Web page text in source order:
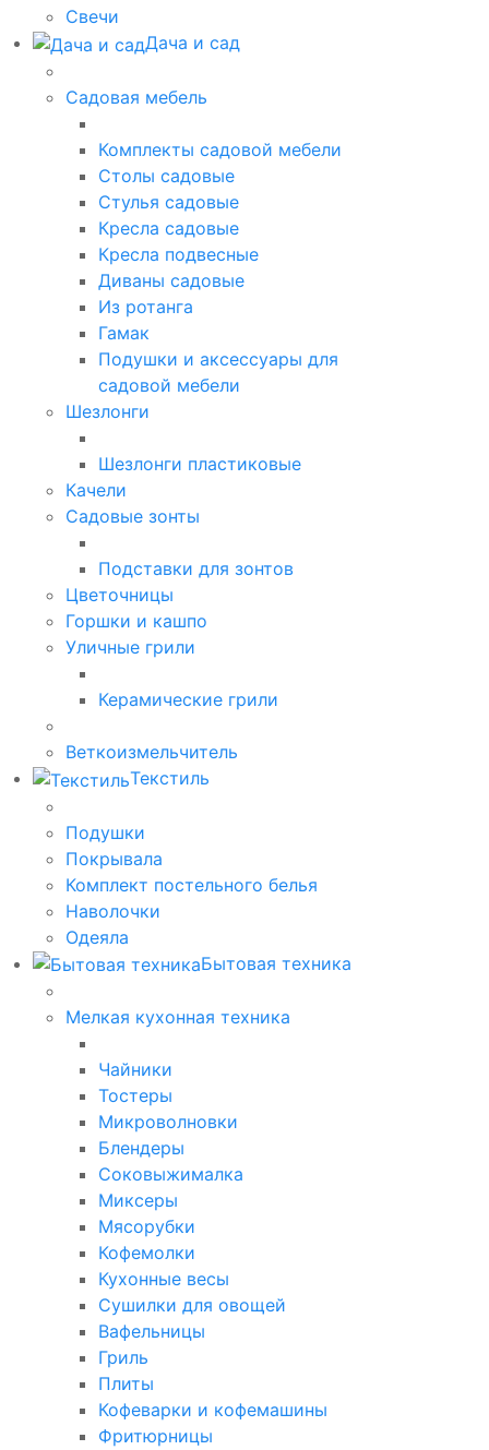
Свечи
Дача и сад
Садовая мебель
Комплекты садовой мебели
Столы садовые
Стулья садовые
Кресла садовые
Кресла подвесные
Диваны садовые
Из ротанга
Гамак
Подушки и аксессуары для
садовой мебели
Шезлонги
Шезлонги пластиковые
Качели
Садовые зонты
Подставки для зонтов
Цветочницы
Горшки и кашпо
Уличные грили
Керамические грили
Веткоизмельчитель
Текстиль
Подушки
Покрывала
Комплект постельного белья
Наволочки
Одеяла
Бытовая техника
Мелкая кухонная техника
Чайники
Тостеры
Микроволновки
Блендеры
Соковыжималка
Миксеры
Мясорубки
Кофемолки
Кухонные весы
Сушилки для овощей
Вафельницы
Гриль
Плиты
Кофеварки и кофемашины
Фритюрницы